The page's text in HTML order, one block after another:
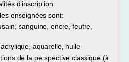
d'inscription
enseignées sont:
sanguine, encre, feutre,
aquarelle, huile
de la perspective classique (à